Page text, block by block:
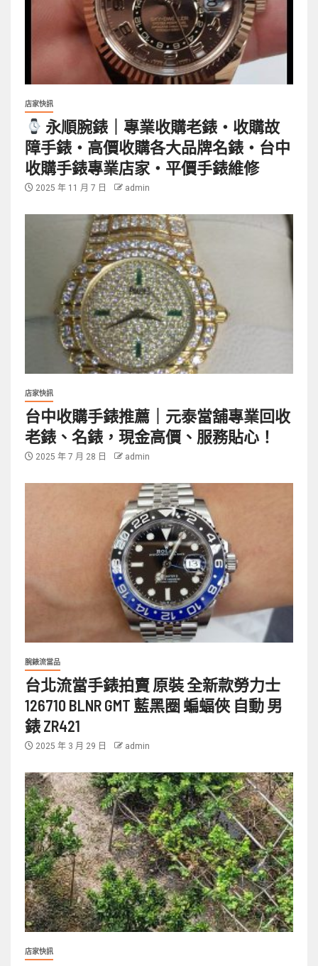
店家快訊
永順腕錶｜專業收購老錶・收購故
障手錶・高價收購各大品牌名錶・台中
收購手錶專業店家・平價手錶維修
2025 年 11 月 7 日 admin
店家快訊
台中收購手錶推薦｜元泰當舖專業回收
老錶、名錶，現金高價、服務貼心！
2025 年 7 月 28 日 admin
腕錶流當品
台北流當手錶拍賣 原裝 全新款勞力士
126710 BLNR GMT 藍黑圈 蝙蝠俠 自動 男
錶 ZR421
2025 年 3 月 29 日 admin
店家快訊